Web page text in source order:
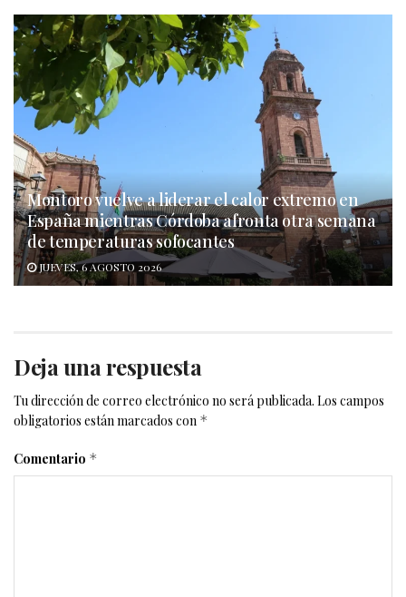
Montoro vuelve a liderar el calor extremo en
España mientras Córdoba afronta otra semana
de temperaturas sofocantes
JUEVES, 6 AGOSTO 2026
Deja una respuesta
Tu dirección de correo electrónico no será publicada. Los campos
obligatorios están marcados con *
Comentario *